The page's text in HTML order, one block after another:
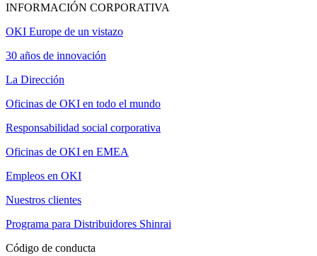
INFORMACIÓN CORPORATIVA
OKI Europe de un vistazo
30 años de innovación
La Dirección
Oficinas de OKI en todo el mundo
Responsabilidad social corporativa
Oficinas de OKI en EMEA
Empleos en OKI
Nuestros clientes
Programa para Distribuidores Shinrai
Código de conducta